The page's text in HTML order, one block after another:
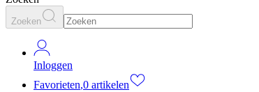
Zoeken
Inloggen
Favorieten,0 artikelen